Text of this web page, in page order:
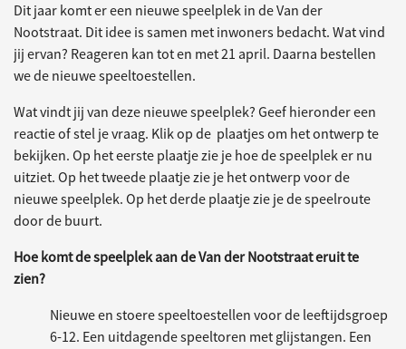
Dit jaar komt er een nieuwe speelplek in de Van der
Nootstraat. Dit idee is samen met inwoners bedacht. Wat vind
jij ervan? Reageren kan tot en met 21 april. Daarna bestellen
we de nieuwe speeltoestellen.
Wat vindt jij van deze nieuwe speelplek? Geef hieronder een
reactie of stel je vraag. Klik op de plaatjes om het ontwerp te
bekijken. Op het eerste plaatje zie je hoe de speelplek er nu
uitziet. Op het tweede plaatje zie je het ontwerp voor de
nieuwe speelplek. Op het derde plaatje zie je de speelroute
door de buurt.
Hoe komt de speelplek aan de Van der Nootstraat eruit te
zien?
Nieuwe en stoere speeltoestellen voor de leeftijdsgroep
6-12. Een uitdagende speeltoren met glijstangen. Een